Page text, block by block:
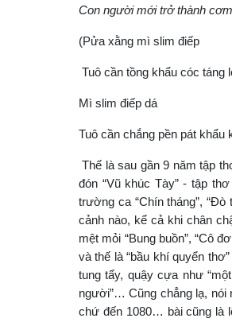
Con người mới trở thành
(Pửa xằng mì slim điếp
Tuô cần tồng khẩu cóc táng
Mì slim điếp dá
Tuô cần chắng pền pát khẩu
Thế là sau gần 9 năm tập
đón “Vũ khúc Tày” - tập
trường ca “Chín tháng”,
cảnh nào, kể cả khi chân
mệt mỏi “Bung buồn”, “Cô
và thế là “bầu khí quyển
tung tẩy, quậy cựa như
người”… Cũng chẳng lạ, nói
chứ đến 1080… bài cũng là